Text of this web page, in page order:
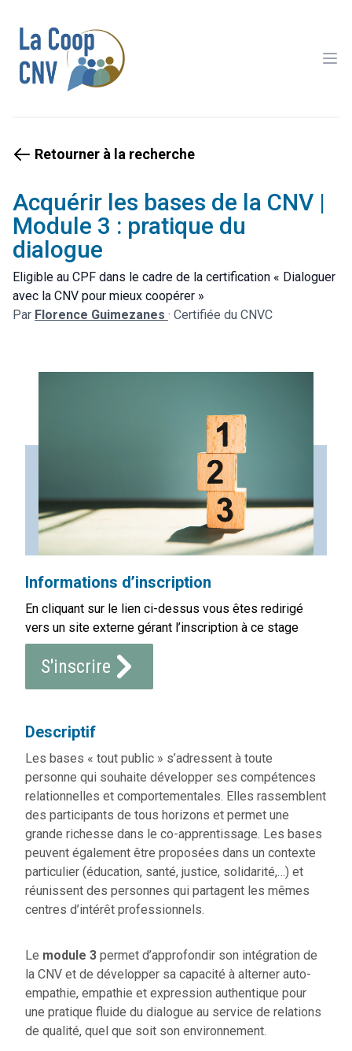
Retourner à la recherche
Acquérir les bases de la CNV |
Module 3 : pratique du
dialogue
Eligible au CPF dans le cadre de la certification « Dialoguer
avec la CNV pour mieux coopérer »
Par Florence Guimezanes · Certifiée du CNVC
Informations d’inscription
En cliquant sur le lien ci-dessus vous êtes redirigé
vers un site externe gérant l’inscription à ce stage
S'inscrire
Descriptif
Les bases « tout public » s’adressent à toute
personne qui souhaite développer ses compétences
relationnelles et comportementales. Elles rassemblent
des participants de tous horizons et permet une
grande richesse dans le co-apprentissage. Les bases
peuvent également être proposées dans un contexte
particulier (éducation, santé, justice, solidarité,…) et
réunissent des personnes qui partagent les mêmes
centres d’intérêt professionnels.
Le module 3 permet d’approfondir son intégration de
la CNV et de développer sa capacité à alterner auto-
empathie, empathie et expression authentique pour
une pratique fluide du dialogue au service de relations
de qualité, quel que soit son environnement.